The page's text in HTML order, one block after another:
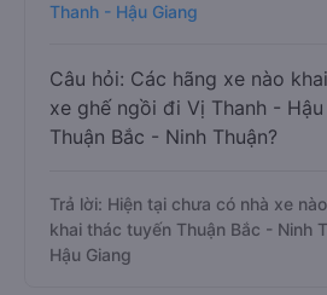
Thanh - Hậu Giang
Câu hỏi: Các hãng xe nào
xe ghế ngồi đi Vị Thanh -
Thuận Bắc - Ninh Thuận?
Trả lời: Hiện tại chưa có nhà xe
khai thác tuyến Thuận Bắc - Ninh
Hậu Giang